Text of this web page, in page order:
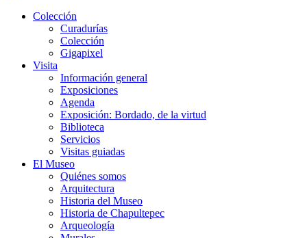
Colección
Curadurías
Colección
Gigapixel
Visita
Información general
Exposiciones
Agenda
Exposición: Bordado, de la virtud
Biblioteca
Servicios
Visitas guiadas
El Museo
Quiénes somos
Arquitectura
Historia del Museo
Historia de Chapultepec
Arqueología